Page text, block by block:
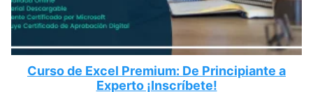
Curso de Excel Premium: De Principiante a
Experto ¡Inscríbete!